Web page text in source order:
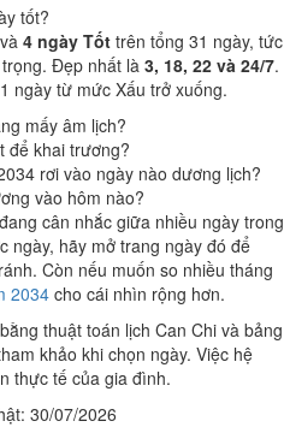
tốt?
và 4 ngày Tốt trên tổng 31 ngày, tức
Đẹp nhất là 3, 18, 22 và 24/7.
ngày từ mức Xấu trở xuống.
mấy âm lịch?
để khai trương?
rơi vào ngày nào dương lịch?
vào hôm nào?
cân nhắc giữa nhiều ngày trong
ngày, hãy mở trang ngày đó để
Còn nếu muốn so nhiều tháng
2034 cho cái nhìn rộng hơn.
thuật toán lịch Can Chi và bảng
khảo khi chọn ngày. Việc hệ
thực tế của gia đình.
30/07/2026